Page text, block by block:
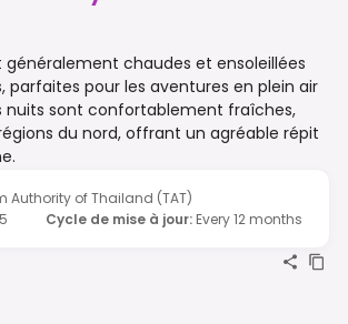
généralement chaudes et ensoleillées
parfaites pour les aventures en plein air
nuits sont confortablement fraîches,
du nord, offrant un agréable répit
Authority of Thailand (TAT)
Cycle de mise à jour: Every 12 months